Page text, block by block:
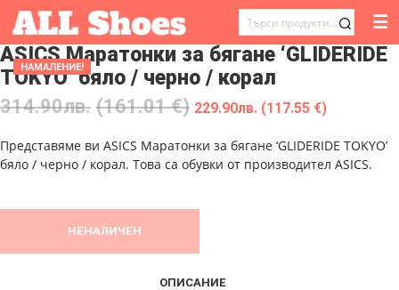
ТЪРСЕНЕ
ЗА:
☰
НАМАЛЕНИЕ!
ASICS Маратонки за бягане ‘GLIDERIDE
TOKYO’ бяло / черно / корал
314.90лв. (161.01 €) 229.90лв. (117.55 €)
Представяме ви ASICS Маратонки за бягане ‘GLIDERIDE TOKYO’
бяло / черно / корал. Това са обувки от производител ASICS.
НЕНАЛИЧЕН
ОПИСАНИЕ